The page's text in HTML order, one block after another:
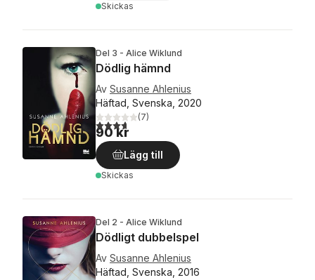
Skickas
Del 3 - Alice Wiklund
Dödlig hämnd
Av Susanne Ahlenius
Häftad, Svenska, 2020
3,7utav 5 stjärnor. Totalt antal röster:
(7)
90 kr
Lägg till
Skickas
Del 2 - Alice Wiklund
Dödligt dubbelspel
Av Susanne Ahlenius
Häftad, Svenska, 2016